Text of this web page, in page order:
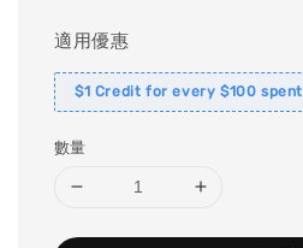
適用優惠
$1 Credit for every $100 spent
數量